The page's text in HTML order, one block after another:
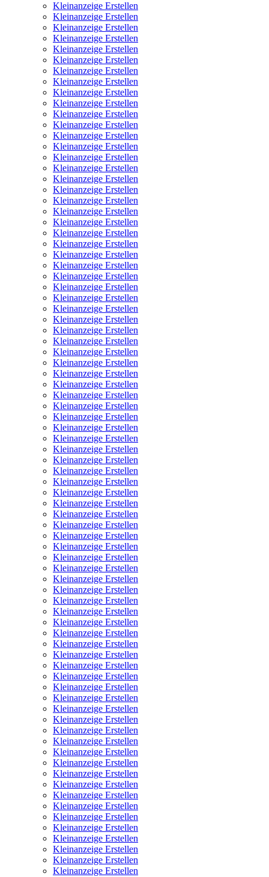
Kleinanzeige Erstellen
Kleinanzeige Erstellen
Kleinanzeige Erstellen
Kleinanzeige Erstellen
Kleinanzeige Erstellen
Kleinanzeige Erstellen
Kleinanzeige Erstellen
Kleinanzeige Erstellen
Kleinanzeige Erstellen
Kleinanzeige Erstellen
Kleinanzeige Erstellen
Kleinanzeige Erstellen
Kleinanzeige Erstellen
Kleinanzeige Erstellen
Kleinanzeige Erstellen
Kleinanzeige Erstellen
Kleinanzeige Erstellen
Kleinanzeige Erstellen
Kleinanzeige Erstellen
Kleinanzeige Erstellen
Kleinanzeige Erstellen
Kleinanzeige Erstellen
Kleinanzeige Erstellen
Kleinanzeige Erstellen
Kleinanzeige Erstellen
Kleinanzeige Erstellen
Kleinanzeige Erstellen
Kleinanzeige Erstellen
Kleinanzeige Erstellen
Kleinanzeige Erstellen
Kleinanzeige Erstellen
Kleinanzeige Erstellen
Kleinanzeige Erstellen
Kleinanzeige Erstellen
Kleinanzeige Erstellen
Kleinanzeige Erstellen
Kleinanzeige Erstellen
Kleinanzeige Erstellen
Kleinanzeige Erstellen
Kleinanzeige Erstellen
Kleinanzeige Erstellen
Kleinanzeige Erstellen
Kleinanzeige Erstellen
Kleinanzeige Erstellen
Kleinanzeige Erstellen
Kleinanzeige Erstellen
Kleinanzeige Erstellen
Kleinanzeige Erstellen
Kleinanzeige Erstellen
Kleinanzeige Erstellen
Kleinanzeige Erstellen
Kleinanzeige Erstellen
Kleinanzeige Erstellen
Kleinanzeige Erstellen
Kleinanzeige Erstellen
Kleinanzeige Erstellen
Kleinanzeige Erstellen
Kleinanzeige Erstellen
Kleinanzeige Erstellen
Kleinanzeige Erstellen
Kleinanzeige Erstellen
Kleinanzeige Erstellen
Kleinanzeige Erstellen
Kleinanzeige Erstellen
Kleinanzeige Erstellen
Kleinanzeige Erstellen
Kleinanzeige Erstellen
Kleinanzeige Erstellen
Kleinanzeige Erstellen
Kleinanzeige Erstellen
Kleinanzeige Erstellen
Kleinanzeige Erstellen
Kleinanzeige Erstellen
Kleinanzeige Erstellen
Kleinanzeige Erstellen
Kleinanzeige Erstellen
Kleinanzeige Erstellen
Kleinanzeige Erstellen
Kleinanzeige Erstellen
Kleinanzeige Erstellen
Kleinanzeige Erstellen